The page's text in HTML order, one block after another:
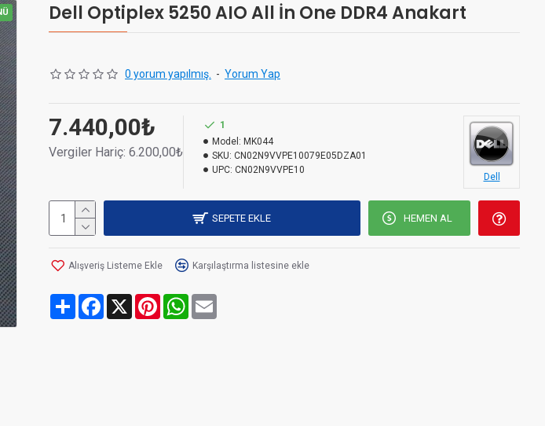
Dell Optiplex 5250 AIO All İn One DDR4 Anakart
0 yorum yapılmış. - Yorum Yap
7.440,00₺
Vergiler Hariç: 6.200,00₺
1
Model: MK044
SKU: CN02N9VVPE10079E05DZA01
UPC: CN02N9VVPE10
Dell
SEPETE EKLE HEMEN AL
Alışveriş Listeme Ekle Karşılaştırma listesine ekle
Share Facebook
X PinterestWhatsApp